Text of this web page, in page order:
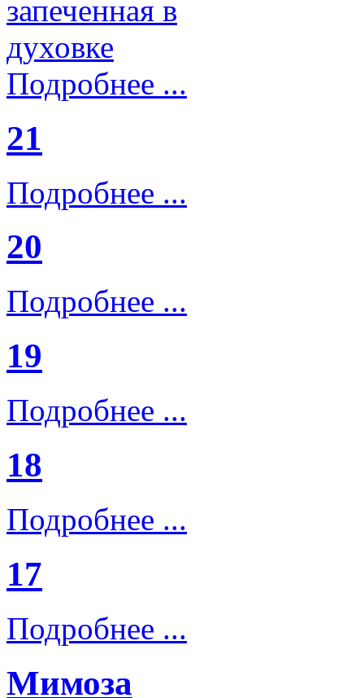
Подробнее ...
21
Подробнее ...
20
Подробнее ...
19
Подробнее ...
18
Подробнее ...
17
Подробнее ...
Мимоза